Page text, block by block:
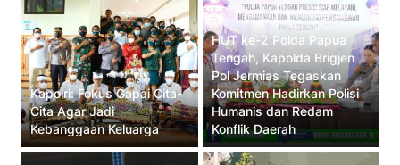
Kapolri: Fokus Gapai Cita-
Cita Agar Jadi
Kebanggaan Keluarga
HUT ke-2 Polda Papua
Tengah, Kapolda Brigjen
Pol Jermias Tegaskan
Komitmen Hadirkan Polisi
Humanis dan Redam
Konflik Daerah